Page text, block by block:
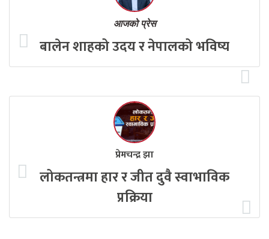
आजको प्रेस
बालेन शाहको उदय र नेपालको भविष्य
प्रेमचन्द्र झा
लोकतन्त्रमा हार र जीत दुवै स्वाभाविक
प्रक्रिया